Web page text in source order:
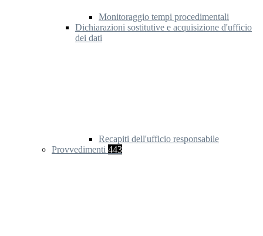
Monitoraggio tempi procedimentali
Dichiarazioni sostitutive e acquisizione d'ufficio
dei dati
Recapiti dell'ufficio responsabile
Provvedimenti 443